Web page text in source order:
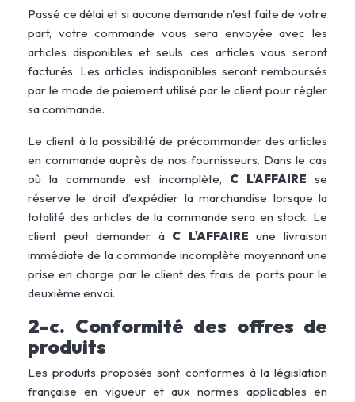
Passé ce délai et si aucune demande n'est faite de votre
part, votre commande vous sera envoyée avec les
articles disponibles et seuls ces articles vous seront
facturés. Les articles indisponibles seront remboursés
par le mode de paiement utilisé par le client pour régler
sa commande.
Le client à la possibilité de précommander des articles
en commande auprès de nos fournisseurs. Dans le cas
où la commande est incomplète, C L'AFFAIRE se
réserve le droit d’expédier la marchandise lorsque la
totalité des articles de la commande sera en stock. Le
client peut demander à C L'AFFAIRE une livraison
immédiate de la commande incomplète moyennant une
prise en charge par le client des frais de ports pour le
deuxième envoi.
2-c. Conformité des offres de
produits
Les produits proposés sont conformes à la législation
française en vigueur et aux normes applicables en